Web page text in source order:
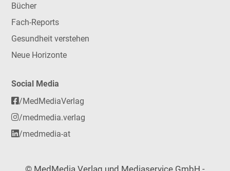
Bücher
Fach-Reports
Gesundheit verstehen
Neue Horizonte
Social Media
/MedMediaVerlag
/medmedia.verlag
/medmedia-at